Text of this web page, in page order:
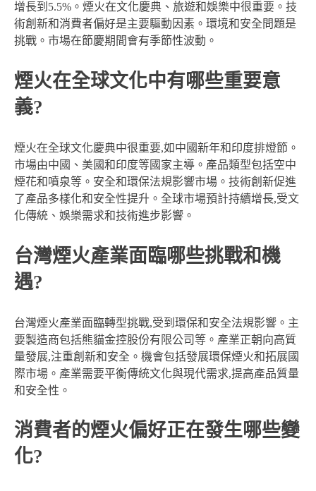
增長到5.5%。煙火在文化慶典、旅遊和娛樂中很重要。技
術創新和消費者偏好是主要驅動因素。環境和安全問題是
挑戰。市場在節慶期間會有季節性波動。
煙火在全球文化中有哪些重要意
義?
煙火在全球文化慶典中很重要,如中國新年和印度排燈節。
市場由中國、美國和印度等國家主導。產品類型包括空中
煙花和噴泉等。安全和環保法規影響市場。技術創新促進
了產品多樣化和安全性提升。全球市場預計持續增長,受文
化傳統、娛樂需求和技術進步影響。
台灣煙火產業面臨哪些挑戰和機
遇?
台灣煙火產業面臨轉型挑戰,受到環保和安全法規影響。主
要製造商包括熊貓金控股份有限公司等。產業正朝向高質
量發展,注重創新和安全。機會包括發展環保煙火和拓展國
際市場。產業需要平衡傳統文化與現代需求,提高產品質量
和安全性。
消費者的煙火偏好正在發生哪些變
化?